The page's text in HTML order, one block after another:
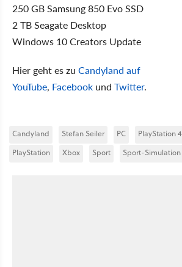
250 GB Samsung 850 Evo SSD
2 TB Seagate Desktop
Windows 10 Creators Update
Hier geht es zu Candyland auf
YouTube, Facebook und Twitter.
Candyland Stefan Seiler PC PlayStation 4
PlayStation
Xbox Sport Sport-Simulation